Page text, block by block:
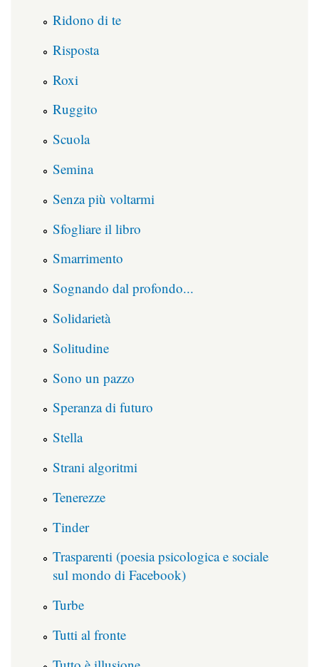
Ridono di te
Risposta
Roxi
Ruggito
Scuola
Semina
Senza più voltarmi
Sfogliare il libro
Smarrimento
Sognando dal profondo...
Solidarietà
Solitudine
Sono un pazzo
Speranza di futuro
Stella
Strani algoritmi
Tenerezze
Tinder
Trasparenti (poesia psicologica e sociale
sul mondo di Facebook)
Turbe
Tutti al fronte